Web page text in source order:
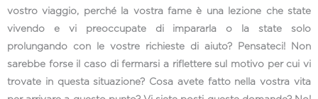
vostro viaggio, perché la vostra fame è una lezione che state
vivendo e vi preoccupate di impararla o la state solo
prolungando con le vostre richieste di aiuto? Pensateci! Non
sarebbe forse il caso di fermarsi a riflettere sul motivo per cui vi
trovate in questa situazione? Cosa avete fatto nella vostra vita